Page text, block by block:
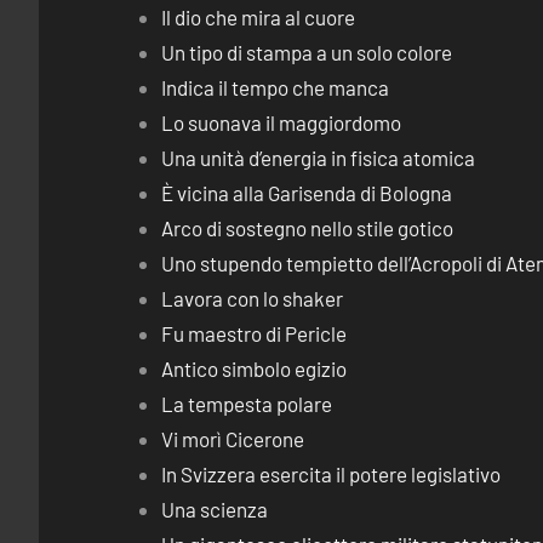
Il dio che mira al cuore
Un tipo di stampa a un solo colore
Indica il tempo che manca
Lo suonava il maggiordomo
Una unità d’energia in fisica atomica
È vicina alla Garisenda di Bologna
Arco di sostegno nello stile gotico
Uno stupendo tempietto dell’Acropoli di
Lavora con lo shaker
Fu maestro di Pericle
Antico simbolo egizio
La tempesta polare
Vi morì Cicerone
In Svizzera esercita il potere legislativo
Una scienza